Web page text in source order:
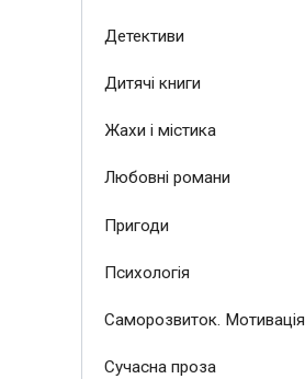
Детективи
Дитячі книги
Жахи і містика
Любовні романи
Пригоди
Психологія
Саморозвиток. Мотивація
Сучасна проза